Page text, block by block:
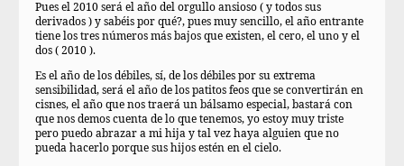
Pues el 2010 será el año del orgullo ansioso ( y todos sus
derivados ) y sabéis por qué?, pues muy sencillo, el año entrante
tiene los tres números más bajos que existen, el cero, el uno y el
dos ( 2010 ).
Es el año de los débiles, sí, de los débiles por su extrema
sensibilidad, será el año de los patitos feos que se convertirán en
cisnes, el año que nos traerá un bálsamo especial, bastará con
que nos demos cuenta de lo que tenemos, yo estoy muy triste
pero puedo abrazar a mi hija y tal vez haya alguien que no
pueda hacerlo porque sus hijos estén en el cielo.